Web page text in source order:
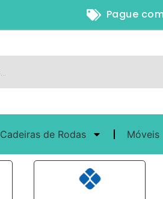
Pague comPIX
Cadeiras de Rodas Móveis